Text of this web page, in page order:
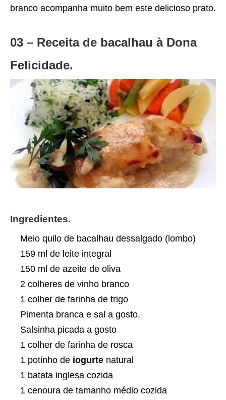
branco acompanha muito bem este delicioso prato.
03 – Receita de bacalhau à Dona
Felicidade.
Ingredientes.
Meio quilo de bacalhau dessalgado (lombo)
159 ml de leite integral
150 ml de azeite de oliva
2 colheres de vinho branco
1 colher de farinha de trigo
Pimenta branca e sal a gosto.
Salsinha picada a gosto
1 colher de farinha de rosca
1 potinho de iogurte natural
1 batata inglesa cozida
1 cenoura de tamanho médio cozida